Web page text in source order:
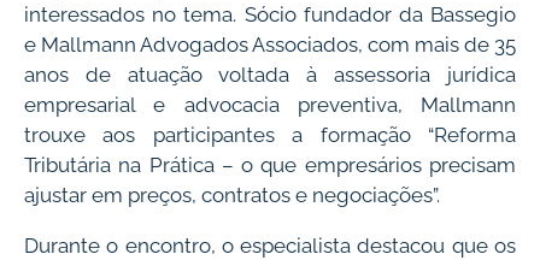
interessados no tema. Sócio fundador da Bassegio
e Mallmann Advogados Associados, com mais de 35
anos de atuação voltada à assessoria jurídica
empresarial e advocacia preventiva, Mallmann
trouxe aos participantes a formação “Reforma
Tributária na Prática – o que empresários precisam
ajustar em preços, contratos e negociações”.
Durante o encontro, o especialista destacou que os